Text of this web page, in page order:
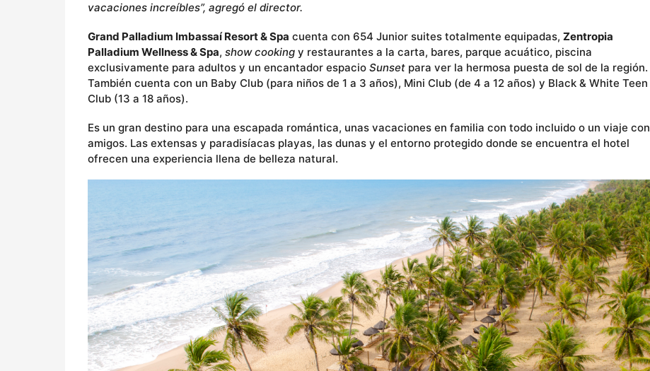
vacaciones increíbles”, agregó el director.
Grand Palladium Imbassaí Resort & Spa cuenta con 654 Junior suites totalmente equipadas, Zentropia
Palladium Wellness & Spa, show cooking y restaurantes a la carta, bares, parque acuático, piscina
exclusivamente para adultos y un encantador espacio Sunset para ver la hermosa puesta de sol de la región.
También cuenta con un Baby Club (para niños de 1 a 3 años), Mini Club (de 4 a 12 años) y Black & White Teen
Club (13 a 18 años).
Es un gran destino para una escapada romántica, unas vacaciones en familia con todo incluido o un viaje con
amigos. Las extensas y paradisíacas playas, las dunas y el entorno protegido donde se encuentra el hotel
ofrecen una experiencia llena de belleza natural.